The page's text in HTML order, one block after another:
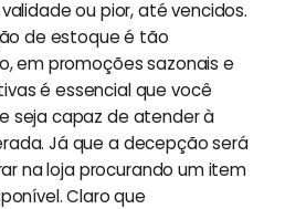
ou pior, até vencidos.
de estoque é tão
em promoções sazonais e
é essencial que você
seja capaz de atender à
Já que a decepção será
na loja procurando um item
Claro que